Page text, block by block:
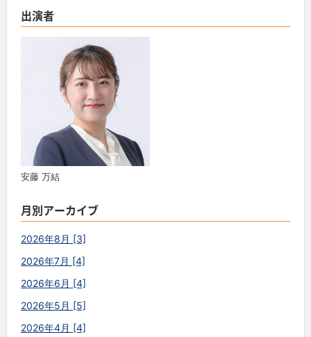
出演者
安藤 万結
月別アーカイブ
2026年8月 [3]
2026年7月 [4]
2026年6月 [4]
2026年5月 [5]
2026年4月 [4]